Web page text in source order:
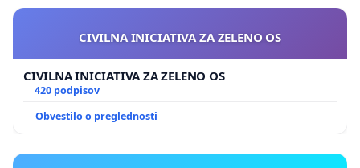
CIVILNA INICIATIVA ZA ZELENO OS
CIVILNA INICIATIVA ZA ZELENO OS
420 podpisov
Obvestilo o preglednosti